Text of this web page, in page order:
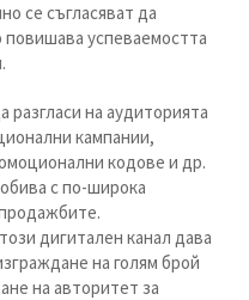
се съгласяват да
повишава успеваемостта
разгласи на аудиторията
кампании,
кодове и др.
с по-широка
дигитален канал дава
на голям брой
на авторитет за